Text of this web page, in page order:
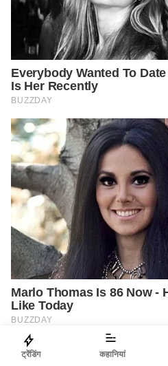
ट्रेंडिंग कहानियां